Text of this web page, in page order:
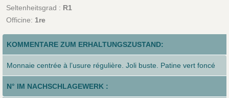
Seltenheitsgrad : R1
Officine: 1re
KOMMENTARE ZUM ERHALTUNGSZUSTAND:
Monnaie centrée à l’usure régulière. Joli buste. Patine vert foncé
N° IM NACHSCHLAGEWERK :